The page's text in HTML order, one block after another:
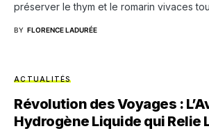
préserver le thym et le romarin vivaces
BY FLORENCE LADURÉE
ACTUALITÉS
Révolution des Voyages :
Hydrogène Liquide qui Relie